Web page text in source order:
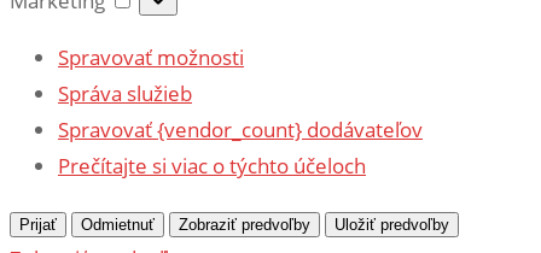
Spravovať možnosti
Správa služieb
Spravovať {vendor_count} dodávateľov
Prečítajte si viac o týchto účeloch
Prijať Odmietnuť Zobraziť predvoľby Uložiť predvoľby